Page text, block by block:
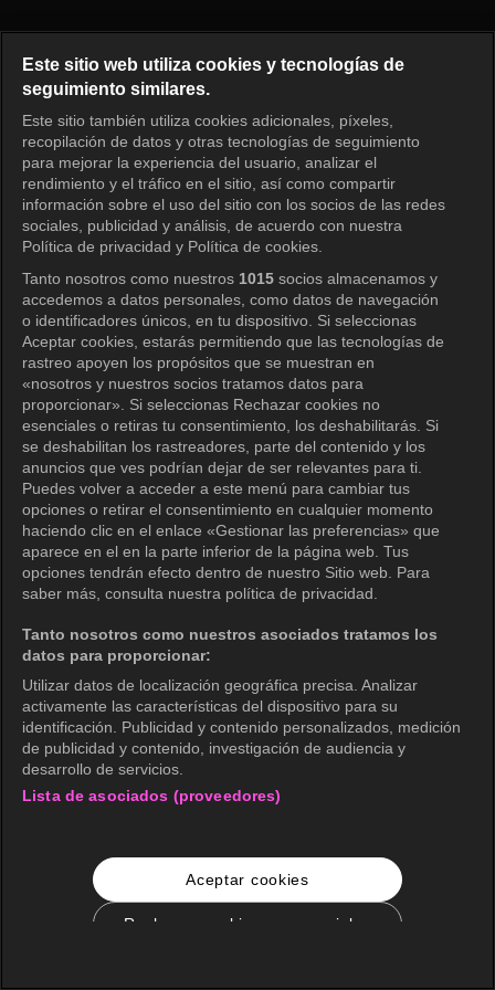
Iniciar sesión
Este sitio web utiliza cookies y tecnologías de
seguimiento similares.
Este sitio también utiliza cookies adicionales, píxeles,
recopilación de datos y otras tecnologías de seguimiento
para mejorar la experiencia del usuario, analizar el
rendimiento y el tráfico en el sitio, así como compartir
información sobre el uso del sitio con los socios de las redes
sociales, publicidad y análisis, de acuerdo con nuestra
Política de privacidad y Política de cookies.
Tanto nosotros como nuestros 1015 socios almacenamos y
accedemos a datos personales, como datos de navegación
o identificadores únicos, en tu dispositivo. Si seleccionas
Aceptar cookies, estarás permitiendo que las tecnologías de
rastreo apoyen los propósitos que se muestran en
«nosotros y nuestros socios tratamos datos para
proporcionar». Si seleccionas Rechazar cookies no
esenciales o retiras tu consentimiento, los deshabilitarás. Si
se deshabilitan los rastreadores, parte del contenido y los
anuncios que ves podrían dejar de ser relevantes para ti.
Puedes volver a acceder a este menú para cambiar tus
opciones o retirar el consentimiento en cualquier momento
haciendo clic en el enlace «Gestionar las preferencias» que
aparece en el en la parte inferior de la página web. Tus
opciones tendrán efecto dentro de nuestro Sitio web. Para
saber más, consulta nuestra política de privacidad.
Tanto nosotros como nuestros asociados tratamos los
datos para proporcionar:
Utilizar datos de localización geográfica precisa. Analizar
activamente las características del dispositivo para su
identificación. Publicidad y contenido personalizados, medición
de publicidad y contenido, investigación de audiencia y
desarrollo de servicios.
Lista de asociados (proveedores)
Aceptar cookies
Rechazar cookies no esenciales